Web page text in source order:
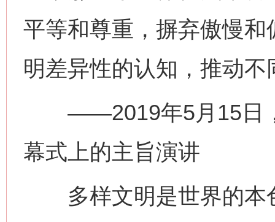
平等和尊重，摒弃傲慢
明差异性的认知，推动
——2019年5月15日，
幕式上的主旨演讲
多样文明是世界的本